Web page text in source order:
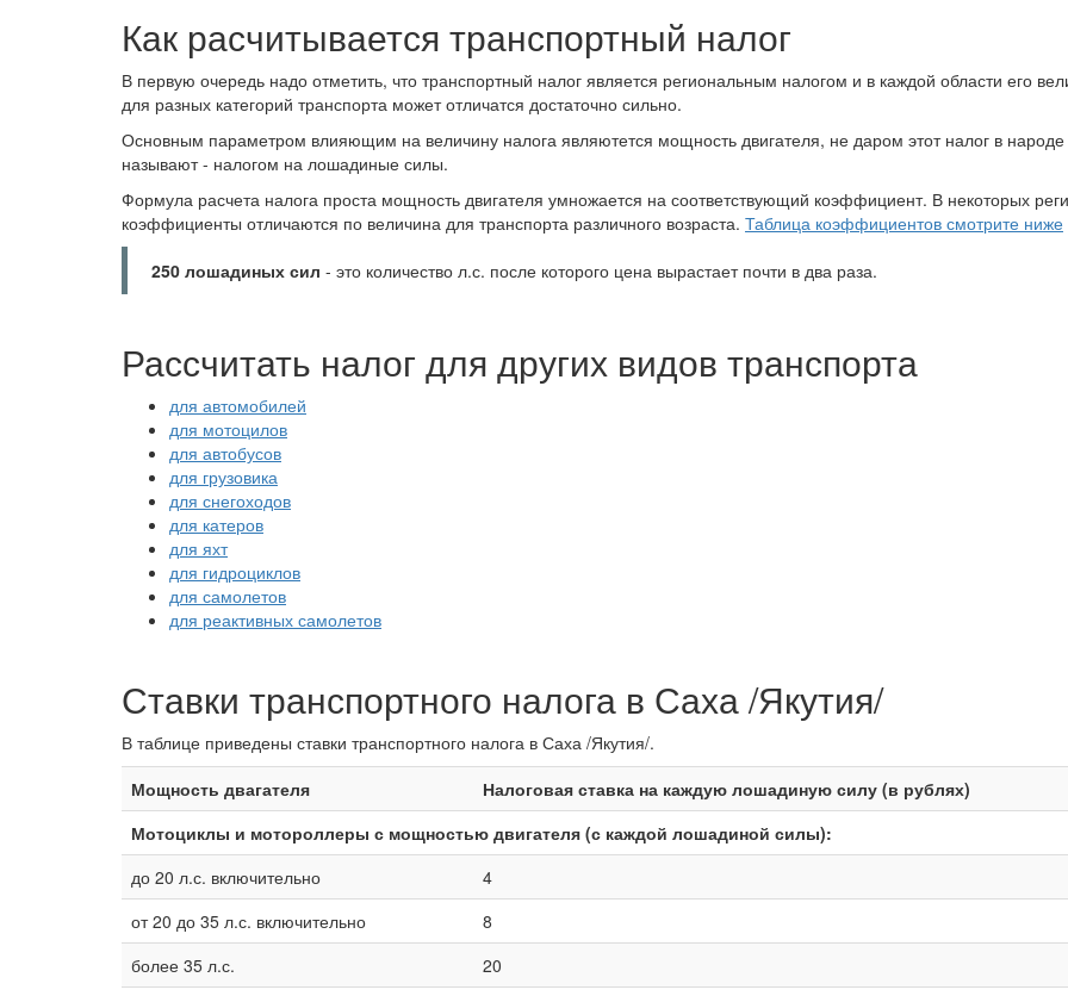
Как расчитывается транспортный налог
В первую очередь надо отметить, что транспортный налог является региональным налогом и в каждой области его
для разных категорий транспорта может отличатся достаточно сильно.
Основным параметром влияющим на величину налога являютется мощность двигателя, не даром этот налог в народе
называют - налогом на лошадиные силы.
Формула расчета налога проста мощность двигателя умножается на соответствующий коэффициент. В некоторых
коэффициенты отличаются по величина для транспорта различного возраста. Таблица коэффициентов смотрите ниже
250 лошадиных сил - это количество л.с. после которого цена вырастает почти в два раза.
Рассчитать налог для других видов транспорта
для автомобилей
для мотоцилов
для автобусов
для грузовика
для снегоходов
для катеров
для яхт
для гидроциклов
для самолетов
для реактивных самолетов
Ставки транспортного налога в Саха /Якутия/
В таблице приведены ставки транспортного налога в Саха /Якутия/.
Мощность двагателя
Налоговая ставка на каждую лошадиную силу (в рублях)
Мотоциклы и мотороллеры с мощностью двигателя (с каждой лошадиной силы):
до 20 л.с. включительно
4
от 20 до 35 л.с. включительно
8
более 35 л.с.
20